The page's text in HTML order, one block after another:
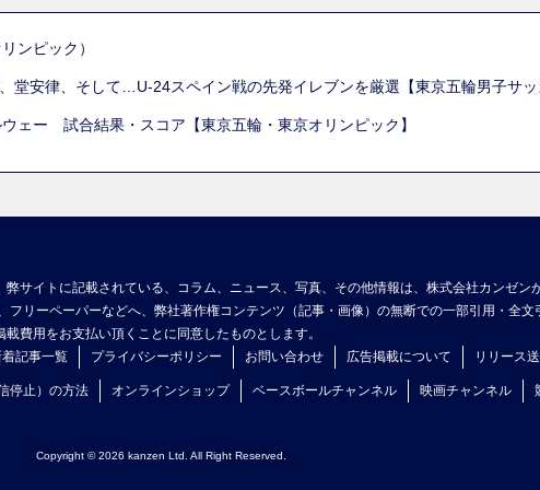
ンピック）
堂安律、そして…U-24スペイン戦の先発イレブンを厳選【東京五輪男子サッ
ェー 試合結果・スコア【東京五輪・東京オリンピック】
サイトに記載されている、コラム、ニュース、写真、その他情報は、株式会社カンゼン
リーペーパーなどへ、弊社著作権コンテンツ（記事・画像）の無断での一部引用・全
費用をお支払い頂くことに同意したものとします。
記事一覧 プライバシーポリシー お問い合わせ 広告掲載について リリース
停止）の方法 オンラインショップ ベースボールチャンネル 映画チャンネル
Copyright © 2026 kanzen Ltd. All Right Reserved.